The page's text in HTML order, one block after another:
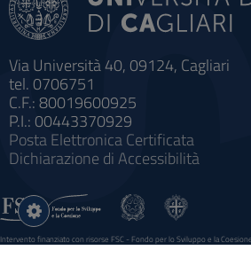
Via Università 40, 09124, Cagliari
tel. 0706751
C.F.: 80019600925
P.I.: 00443370929
Posta Elettronica Certificata
Dichiarazione di Accessibilità
Intervento finanziato con risorse FSC - Fondo per lo Sviluppo e la Coesione
Sistema informatico gestionale integrato a supporto della didattica e
Impostazioni
cookie